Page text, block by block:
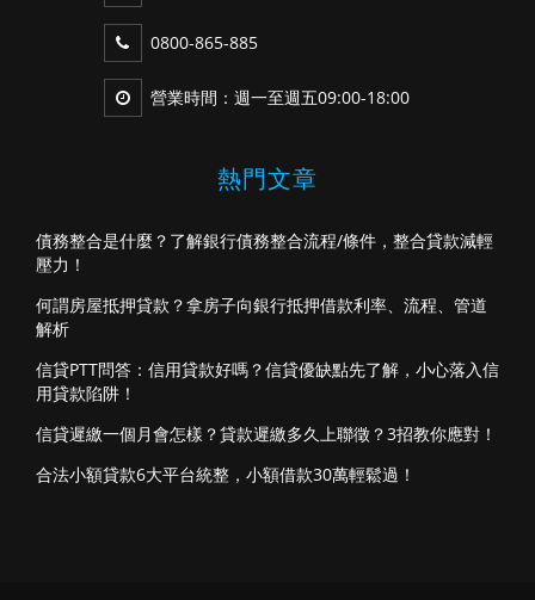
0800-865-885
營業時間：週一至週五09:00-18:00
熱門文章
債務整合是什麼？了解銀行債務整合流程/條件，整合貸款減輕
壓力！
何謂房屋抵押貸款？拿房子向銀行抵押借款利率、流程、管道
解析
信貸PTT問答：信用貸款好嗎？信貸優缺點先了解，小心落入信
用貸款陷阱！
信貸遲繳一個月會怎樣？貸款遲繳多久上聯徵？3招教你應對！
合法小額貸款6大平台統整，小額借款30萬輕鬆過！